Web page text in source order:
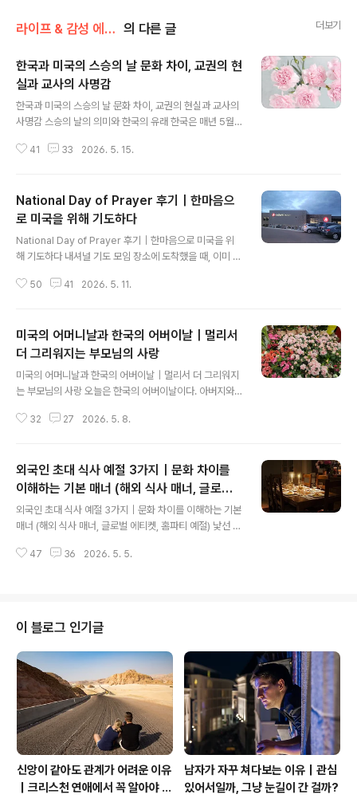
라이프 & 감성 에세이/문화 차이 의 다른 글 더보기
한국과 미국의 스승의 날 문화 차이, 교권의 현
실과 교사의 사명감
한국과 미국의 스승의 날 문화 차이, 교권의 현실과 교사의
사명감 스승의 날의 의미와 한국의 유래 한국은 매년 5월 1
정되었으며, 백성을 사랑하고 학문을 중시했던 세종대왕의
도 합니다. 오늘은 한국과 미국이 바라보는 스승의 의미와
교육 문화의 차이를 함께 이야기해 보려고 합니다. 같은 교
실 안에서도 서로 다른 문화와 사고방식이 어떻게 교육 현
장을 만들고 있는지 살펴보면 흥미로운 부분이 많습니다.
미국은 합리적 사고 중심의 사회 미국은 한국과 달리 유교
적 가치관이 중심이 되는 나라가 아닙니다. 개인의 자유와
41 33 2026. 5. 15.
National Day of Prayer 후기｜한마음으
로 미국을 위해 기도하다
National Day of Prayer 후기｜한마음으로 미국을 위
해 기도하다 내셔널 기도 모임 장소에 도착했을 때, 이미 많
함께 연합한 자리였고, 서로 다른 교단에 속해 있었지만 그
달라도 하나님을 향한 마음만큼은 같다는 것을 느끼게 되
는 시간이었다.함께 예배를 드리던 중 예전에 알던 지인을
만나 반갑게 인사를 나누기도 했다. 낯선 땅에서 같은 믿음
을 가진 사람을 만난다는 것은 참 따뜻한 위로가 된다. Nati
onal Day of Prayer란 무엇인가 미국에는 국가를 위해
함께 기도하는 날이 존재한다.바로 National Day o..
50 41 2026. 5. 11.
미국의 어머니날과 한국의 어버이날｜멀리서
더 그리워지는 부모님의 사랑
미국의 어머니날과 한국의 어버이날｜멀리서 더 그리워지
는 부모님의 사랑 오늘은 한국의 어버이날이다. 아버지와
선물을 전하며그동안 베풀어 주신 사랑과 은혜에 감사하는
네이션 한 송이라도 보내드렸을 텐데. 그런 생각이 마음 한
편을 오래 붙잡는 하루였다. 미국에서 생활하면서 알게 된
것은한국의 어버이날과 달리미국에는 어머니날과 아버지
날이 따로 존재한다는 사실이었다. 미국 어머니날의 유래
미국의 어머니날은1908년, Anna Jarvis라는 한 여성이
세상을 떠난 자신의 어머니를 추모하기 위해 만들기 시작
32 27 2026. 5. 8.
외국인 초대 식사 예절 3가지｜문화 차이를
이해하는 기본 매너 (해외 식사 매너, 글로벌
에티켓, 홈파티 예절)
외국인 초대 식사 예절 3가지｜문화 차이를 이해하는 기본
매너 (해외 식사 매너, 글로벌 에티켓, 홈파티 예절) 낯선 나
동시에 긴장되는 경험입니다.그 자리에서 가장 중요한 것
가지를 정리해 보겠습니다. 1. 음식은 최대한 조용하게 먹
기 한국에서는 면을 먹을 때 소리를 내는 것이 자연스러울
수 있지만, 많은 서양 문화권에서는 그렇지 않습니다.음식
을 먹을 때 나는 소리는 상대에게 불편함을 줄 수 있기 때문
에, 가능한 한 조용하게 식사하는 것이 기본적인 배려입니
다.문화는 다르지만,..
47 36 2026. 5. 5.
이 블로그 인기글
신앙이 같아도 관계가 어려운 이유
｜크리스천 연애에서 꼭 알아야 할
남자가 자꾸 쳐다보는 이유｜관심
있어서일까, 그냥 눈길이 간 걸까?